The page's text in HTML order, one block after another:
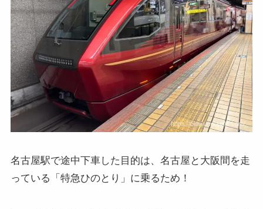
名古屋駅で途中下車した目的は、名古屋と大阪間を走
っている「特急ひのとり」に乗るため！